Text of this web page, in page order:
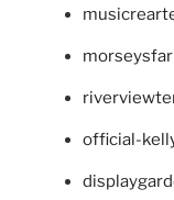
official-